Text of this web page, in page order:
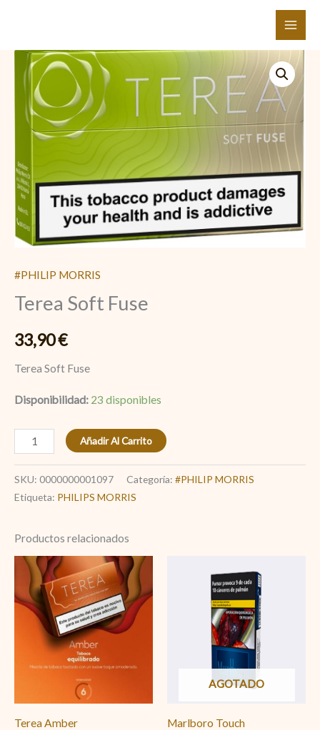
contenido
#PHILIP MORRIS
Terea Soft Fuse
33,90€
Terea Soft Fuse
Disponibilidad: 23 disponibles
Terea
Soft
Fuse
cantidad
Añadir Al Carrito
SKU: 0000000001097 Categoría: #PHILIP MORRIS
Etiqueta: PHILIPS MORRIS
Productos relacionados
Terea Amber
Terea
Amber
cantidad
AGOTADO
Marlboro Touch